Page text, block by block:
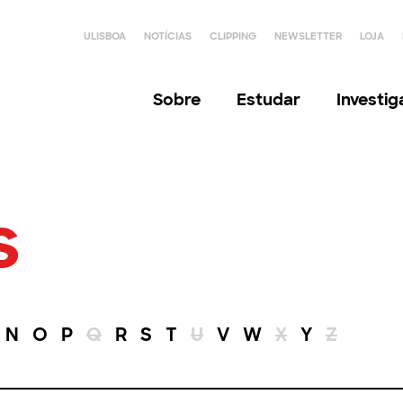
ULISBOA NOTÍCIAS CLIPPING NEWSLETTER LOJA
Sobre Estudar
N O P Q R S T U V W X Y Z